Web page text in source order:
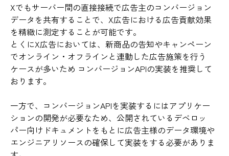
Xでもサーバー間の直接接続で広告主のコンバージョン
データを共有することで、X広告における広告貢献効果
を精緻に測定することが可能です。
とくにX広告においては、新商品の告知やキャンペーン
でオンライン・オフラインと連動した広告施策を行う
ケースが多いため コンバージョンAPIの実装を推奨して
おります。
一方で、 コンバージョンAPIを実装するにはアプリケー
ションの開発が必要なため、公開されているデベロッ
パー向けドキュメントをもとに広告主様のデータ環境や
エンジニアリソースの確保して実装をする必要がありま